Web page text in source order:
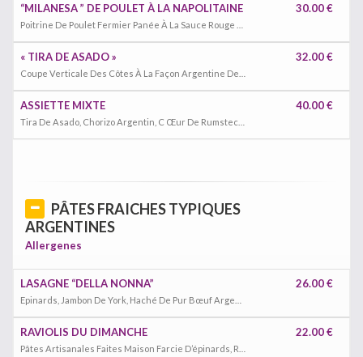
“MILANESA ” DE POULET À LA NAPOLITAINE 30.00 €
« TIRA DE ASADO » 32.00 €
ASSIETTE MIXTE 40.00 €
PÂTES FRAICHES TYPIQUES
ARGENTINES
Allergenes
LASAGNE “DELLA NONNA” 26.00 €
RAVIOLIS DU DIMANCHE 22.00 €